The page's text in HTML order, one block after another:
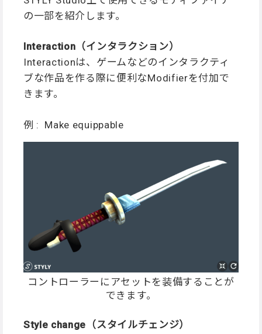
の一部を紹介します。
Interaction（インタラクション）
Interactionは、ゲームなどのインタラクティ
ブな作品を作る際に便利なModifierを付加で
きます。
例 : Make equippable
コントローラーにアセットを装備することが
できます。
Style change（スタイルチェンジ）